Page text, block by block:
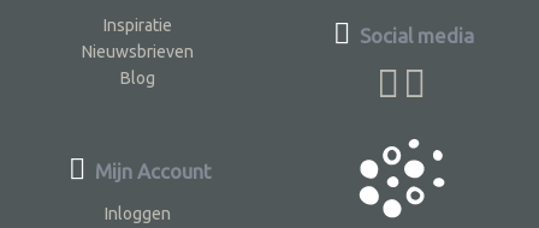
Inspiratie
Nieuwsbrieven
Blog
Social media
Mijn Account
Inloggen